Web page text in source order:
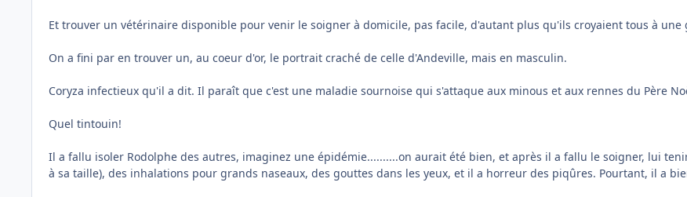
Et trouver un vétérinaire disponible pour venir le soigner à domicile, pas facile, d'autant plus qu'ils croyaient tous à une
On a fini par en trouver un, au coeur d'or, le portrait craché de celle d'Andeville, mais en masculin.
Coryza infectieux qu'il a dit. Il paraît que c'est une maladie sournoise qui s'attaque aux minous et aux rennes du Père
Quel tintouin!
Il a fallu isoler Rodolphe des autres, imaginez une épidémie..........on aurait été bien, et après il a fallu le soigner, lui
à sa taille), des inhalations pour grands naseaux, des gouttes dans les yeux, et il a horreur des piqûres. Pourtant, il a